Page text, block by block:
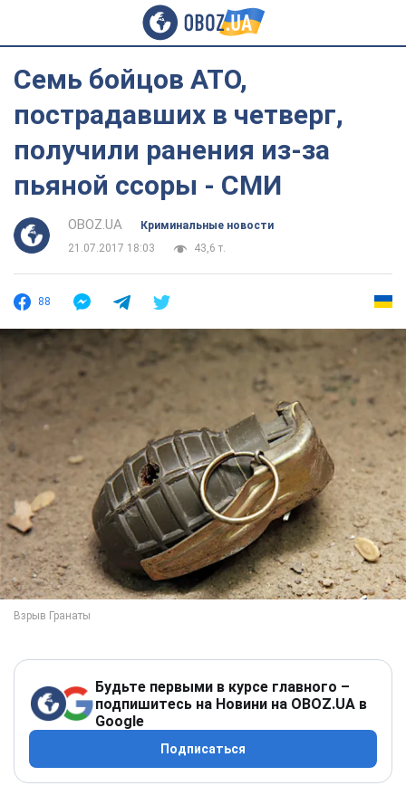
Семь бойцов АТО,
пострадавших в четверг,
получили ранения из-за
пьяной ссоры - СМИ
OBOZ.UA
Криминальные новости
21.07.2017 18:03
43,6 т.
88
Будьте первыми в курсе главного –
подпишитесь на Новини на OBOZ.UA в
Google
Подписаться